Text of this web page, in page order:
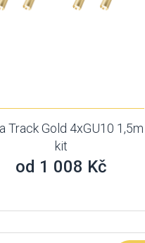
Track Gold 4xGU10 1,5m
kit
od 1 008 Kč